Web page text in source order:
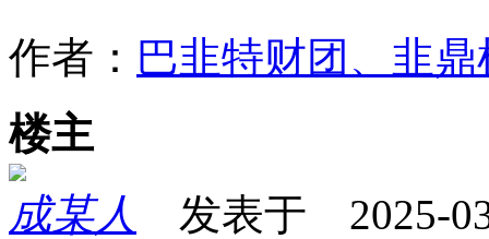
作者： 巴韭特财团、韭鼎
楼主
成某人
发表于 2025-